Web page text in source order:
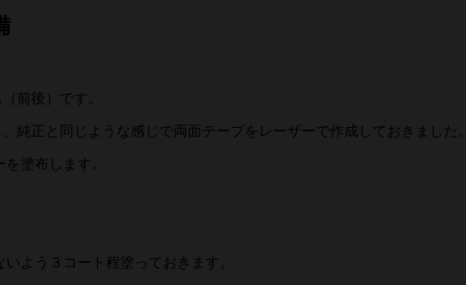
前後）です。
純正と同じような感じで両面テープをレーザーで作成しておきました。
塗布します。
よう３コート程塗っておきます。